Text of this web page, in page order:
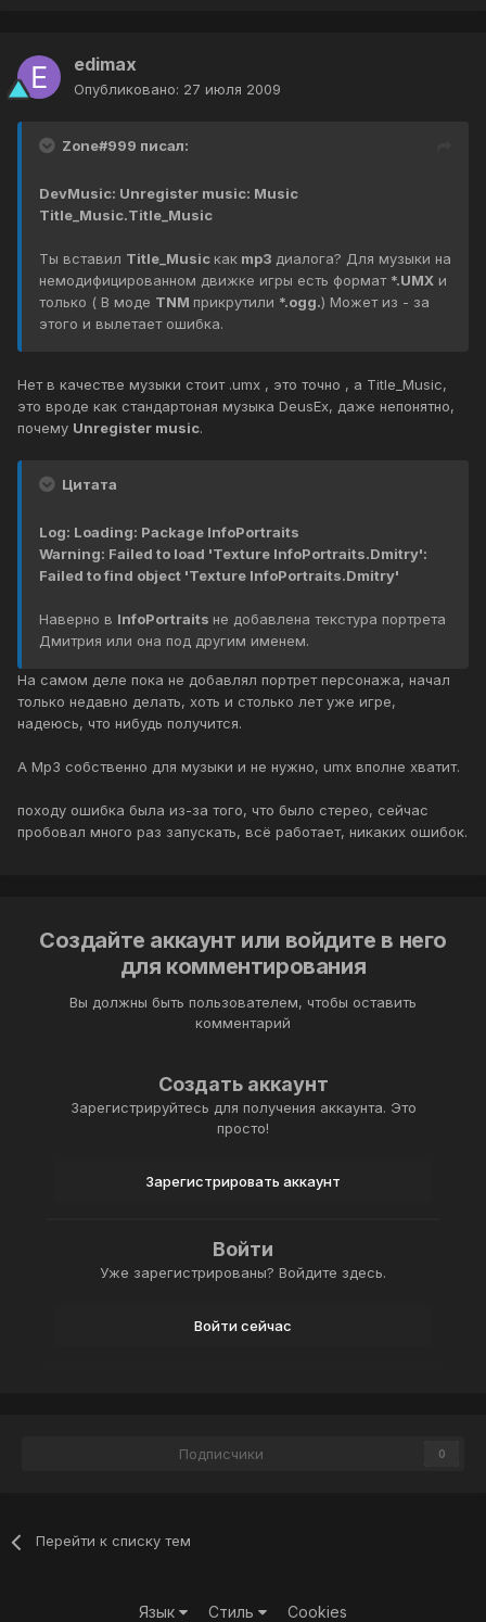
edimax
Опубликовано: 27 июля 2009
Zone#999 писал:
DevMusic: Unregister music: Music
Title_Music.Title_Music
Ты вставил Title_Music как mp3 диалога? Для музыки на
немодифицированном движке игры есть формат *.UMX и
только ( В моде TNM прикрутили *.ogg.) Может из - за
этого и вылетает ошибка.
Нет в качестве музыки стоит .umx , это точно , а Title_Music,
это вроде как стандартоная музыка DeusEx, даже непонятно,
почему Unregister music.
Цитата
Log: Loading: Package InfoPortraits
Warning: Failed to load 'Texture InfoPortraits.Dmitry':
Failed to find object 'Texture InfoPortraits.Dmitry'
Наверно в InfoPortraits не добавлена текстура портрета
Дмитрия или она под другим именем.
На самом деле пока не добавлял портрет персонажа, начал
только недавно делать, хоть и столько лет уже игре,
надеюсь, что нибудь получится.
А Mp3 собственно для музыки и не нужно, umx вполне хватит.
походу ошибка была из-за того, что было стерео, сейчас
пробовал много раз запускать, всё работает, никаких ошибок.
Создайте аккаунт или войдите в него
для комментирования
Вы должны быть пользователем, чтобы оставить
комментарий
Создать аккаунт
Зарегистрируйтесь для получения аккаунта. Это
просто!
Зарегистрировать аккаунт
Войти
Уже зарегистрированы? Войдите здесь.
Войти сейчас
Подписчики 0
Перейти к списку тем
Язык Стиль Cookies